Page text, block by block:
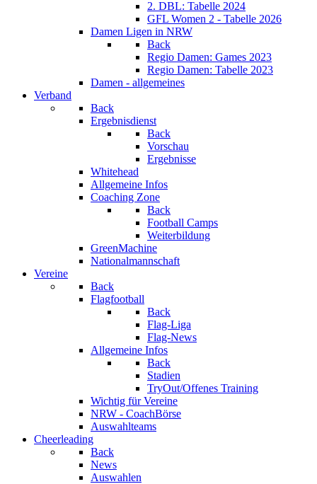
2. DBL: Tabelle 2024
GFL Women 2 - Tabelle 2026
Damen Ligen in NRW
Back
Regio Damen: Games 2023
Regio Damen: Tabelle 2023
Damen - allgemeines
Verband
Back
Ergebnisdienst
Back
Vorschau
Ergebnisse
Whitehead
Allgemeine Infos
Coaching Zone
Back
Football Camps
Weiterbildung
GreenMachine
Nationalmannschaft
Vereine
Back
Flagfootball
Back
Flag-Liga
Flag-News
Allgemeine Infos
Back
Stadien
TryOut/Offenes Training
Wichtig für Vereine
NRW - CoachBörse
Auswahlteams
Cheerleading
Back
News
Auswahlen